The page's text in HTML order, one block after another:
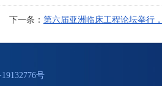
下一条： 第六届亚洲临床工程论坛举行
号